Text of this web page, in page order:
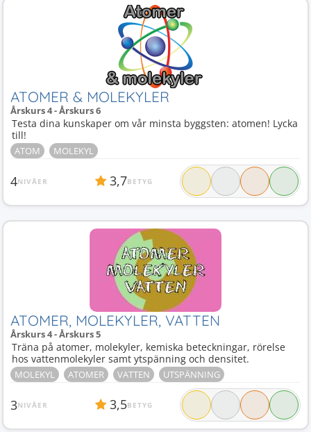
ATOMER & MOLEKYLER
Årskurs 4 - Årskurs 6
Testa dina kunskaper om vår minsta byggsten: atomen! Lycka
till!
ATOM MOLEKYL
4NIVÅER 3,7BETYG
ATOMER, MOLEKYLER, VATTEN
Årskurs 4 - Årskurs 5
Träna på atomer, molekyler, kemiska beteckningar, rörelse
hos vattenmolekyler samt ytspänning och densitet.
MOLEKYL ATOMER VATTEN UTSPÄNNING
3NIVÅER 3,5BETYG